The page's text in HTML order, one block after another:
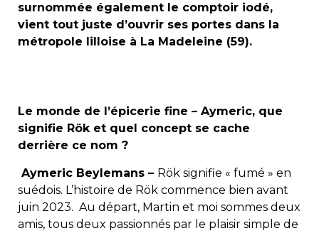
surnommée également le comptoir iodé,
vient tout juste d’ouvrir ses portes dans la
métropole lilloise à La Madeleine (59).
Le monde de l’épicerie fine – Aymeric, que
signifie Rök et quel concept se cache
derrière ce nom ?
Aymeric Beylemans – Rök signifie « fumé » en
suédois. L’histoire de Rök commence bien avant
juin 2023. Au départ, Martin et moi sommes deux
amis, tous deux passionnés par le plaisir simple de